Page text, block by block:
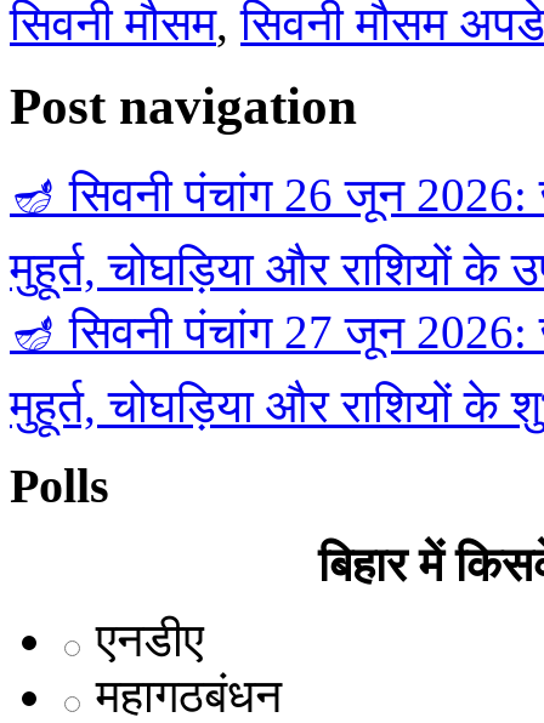
सिवनी मौसम,सिवनी मौसम
Post navigation
🪔 सिवनी पंचांग 26 जून
मुहूर्त, चोघड़िया और राशियों के
🪔 सिवनी पंचांग 27 जून 2026:
मुहूर्त, चोघड़िया और राशियों के
Polls
बिहार में
एनडीए
महागठबंधन